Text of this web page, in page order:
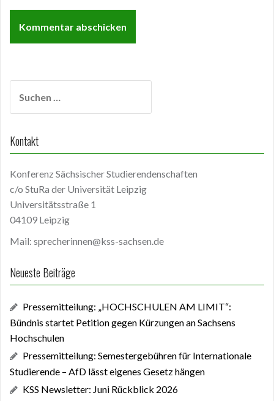
nach:
Kontakt
Konferenz Sächsischer Studierendenschaften
c/o StuRa der Universität Leipzig
Universitätsstraße 1
04109 Leipzig
Mail: sprecherinnen@kss-sachsen.de
Neueste Beiträge
Pressemitteilung: „HOCHSCHULEN AM LIMIT“:
Bündnis startet Petition gegen Kürzungen an Sachsens
Hochschulen
Pressemitteilung: Semestergebühren für Internationale
Studierende – AfD lässt eigenes Gesetz hängen
KSS Newsletter: Juni Rückblick 2026